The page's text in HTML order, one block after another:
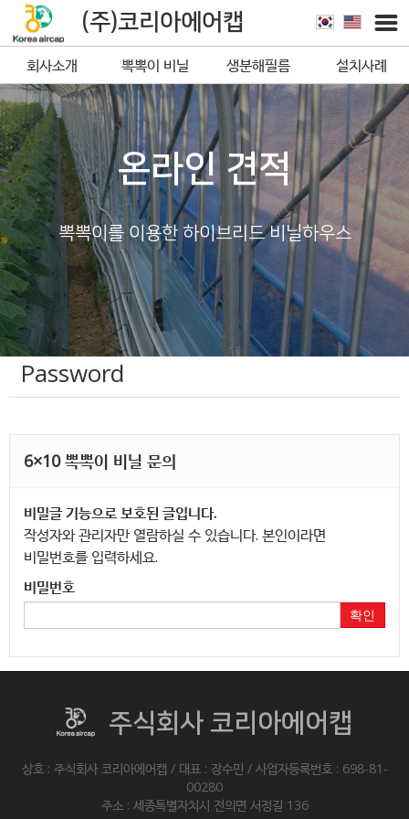
(주)코리아에어캡
회사소개 뽁뽁이 비닐
생분해필름
뽁뽁이
설치사례
온라인 견적
뽁뽁이를 이용한 하이브리드 비닐하우스
Password
6×10 뽁뽁이 비닐 문의
비밀글 기능으로 보호된 글입니다.
작성자와 관리자만 열람하실 수 있습니다. 본인이라면
비밀번호를 입력하세요.
비밀번호
확인
주식회사 코리아에어캡
상호 : 주식회사 코리아에어캡 / 대표 : 장수민 / 사업자등록번호 : 698-81-
00280
주소 : 세종특별자치시 전의면 서정길 136